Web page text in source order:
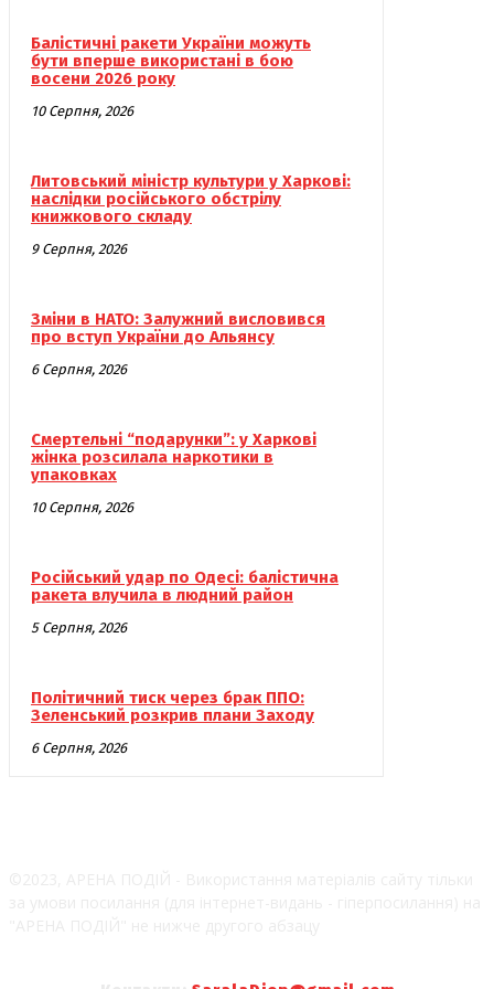
Балістичні ракети України можуть
бути вперше використані в бою
восени 2026 року
10 Серпня, 2026
Литовський міністр культури у Харкові:
наслідки російського обстрілу
книжкового складу
9 Серпня, 2026
Зміни в НАТО: Залужний висловився
про вступ України до Альянсу
6 Серпня, 2026
Смертельні “подарунки”: у Харкові
жінка розсилала наркотики в
упаковках
10 Серпня, 2026
Російський удар по Одесі: балістична
ракета влучила в людний район
5 Серпня, 2026
Політичний тиск через брак ППО:
Зеленський розкрив плани Заходу
6 Серпня, 2026